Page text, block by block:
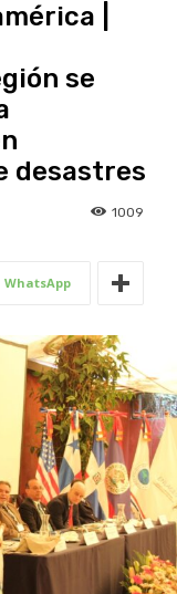
|
se
desastres
1009
WhatsApp